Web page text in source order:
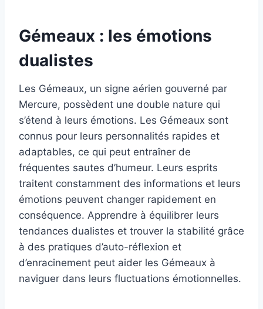
Gémeaux : les émotions
dualistes
Les Gémeaux, un signe aérien gouverné par
Mercure, possèdent une double nature qui
s’étend à leurs émotions. Les Gémeaux sont
connus pour leurs personnalités rapides et
adaptables, ce qui peut entraîner de
fréquentes sautes d’humeur. Leurs esprits
traitent constamment des informations et leurs
émotions peuvent changer rapidement en
conséquence. Apprendre à équilibrer leurs
tendances dualistes et trouver la stabilité grâce
à des pratiques d’auto-réflexion et
d’enracinement peut aider les Gémeaux à
naviguer dans leurs fluctuations émotionnelles.